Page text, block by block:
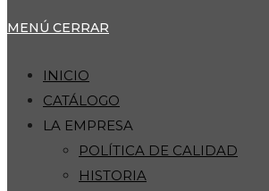
MENÚ CERRAR
INICIO
CATÁLOGO
LA EMPRESA
POLÍTICA DE CALIDAD
HISTORIA